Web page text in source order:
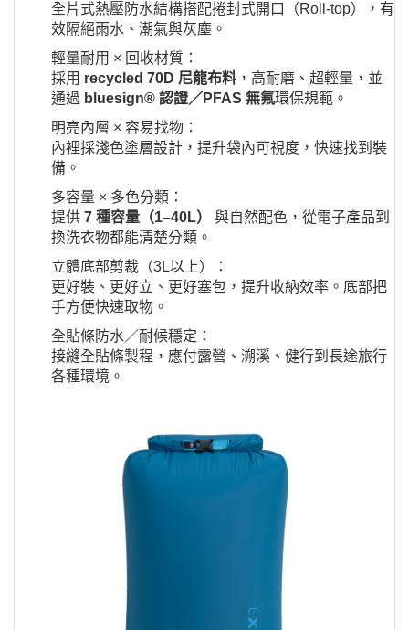
全片式熱壓防水結構搭配捲封式開口（Roll-top），有
效隔絕雨水、潮氣與灰塵。
輕量耐用 × 回收材質：
採用 recycled 70D 尼龍布料 ，高耐磨、超輕量，並
通過 bluesign® 認證／PFAS 無氟環保規範。
明亮內層 × 容易找物：
內裡採淺色塗層設計，提升袋內可視度，快速找到裝
備。
多容量 × 多色分類：
提供 7 種容量（1–40L）
與自然配色，從電子產品到
換洗衣物都能清楚分類。
立體底部剪裁（3L以上）：
更好裝、更好立、更好塞包，提升收納效率。底部把
手方便快速取物。
全貼條防水／耐候穩定：
接縫全貼條製程，應付露營、溯溪、健行到長途旅行
各種環境。